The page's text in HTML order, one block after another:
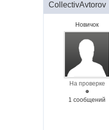
CollectivAvtorov
Новичок
На проверке
1 сообщений